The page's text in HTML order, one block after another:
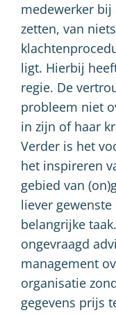
medewerker
zetten, van
ligt. Hierbij
regie. De
probleem niet
in zijn of haar
Verder is het
het inspireren
gebied van
liever
belangrijke
ongevraagd
management
organisatie
gegevens prijs